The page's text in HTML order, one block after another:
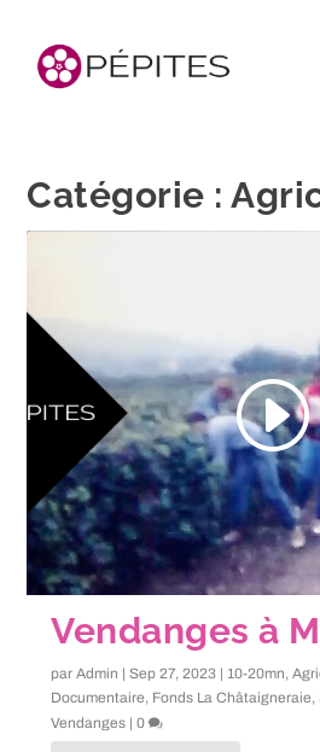
Catégorie :
Vendanges à
parAdmin |Sep 27, 2023 |10-20mn,
Documentaire, Fonds La Châtaigneraie,
Vendanges |0